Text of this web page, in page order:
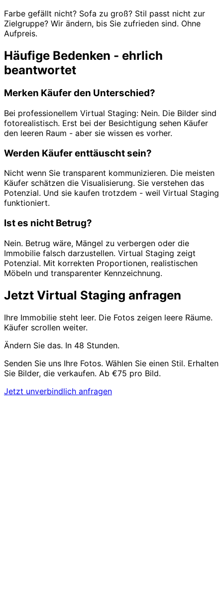
Farbe gefällt nicht? Sofa zu groß? Stil passt nicht zur
Zielgruppe? Wir ändern, bis Sie zufrieden sind. Ohne
Aufpreis.
Häufige Bedenken - ehrlich
beantwortet
Merken Käufer den Unterschied?
Bei professionellem Virtual Staging: Nein. Die Bilder sind
fotorealistisch. Erst bei der Besichtigung sehen Käufer
den leeren Raum - aber sie wissen es vorher.
Werden Käufer enttäuscht sein?
Nicht wenn Sie transparent kommunizieren. Die meisten
Käufer schätzen die Visualisierung. Sie verstehen das
Potenzial. Und sie kaufen trotzdem - weil Virtual Staging
funktioniert.
Ist es nicht Betrug?
Nein. Betrug wäre, Mängel zu verbergen oder die
Immobilie falsch darzustellen. Virtual Staging zeigt
Potenzial. Mit korrekten Proportionen, realistischen
Möbeln und transparenter Kennzeichnung.
Jetzt Virtual Staging anfragen
Ihre Immobilie steht leer. Die Fotos zeigen leere Räume.
Käufer scrollen weiter.
Ändern Sie das. In 48 Stunden.
Senden Sie uns Ihre Fotos. Wählen Sie einen Stil. Erhalten
Sie Bilder, die verkaufen. Ab €75 pro Bild.
Jetzt unverbindlich anfragen